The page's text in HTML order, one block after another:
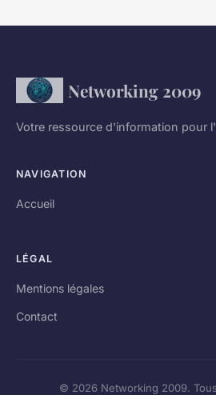
Networking 2009
Votre ressource d'information pour
NAVIGATION
Accueil
LÉGAL
Mentions légales
Contact
© 2026 Networking 2009.